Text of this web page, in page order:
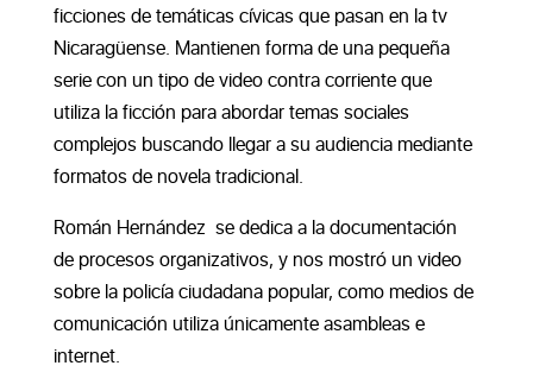
ficciones de temáticas cívicas que pasan en la tv
Nicaragüense. Mantienen forma de una pequeña
serie con un tipo de video contra corriente que
utiliza la ficción para abordar temas sociales
complejos buscando llegar a su audiencia mediante
formatos de novela tradicional.
Román Hernández se dedica a la documentación
de procesos organizativos, y nos mostró un video
sobre la policía ciudadana popular, como medios de
comunicación utiliza únicamente asambleas e
internet.